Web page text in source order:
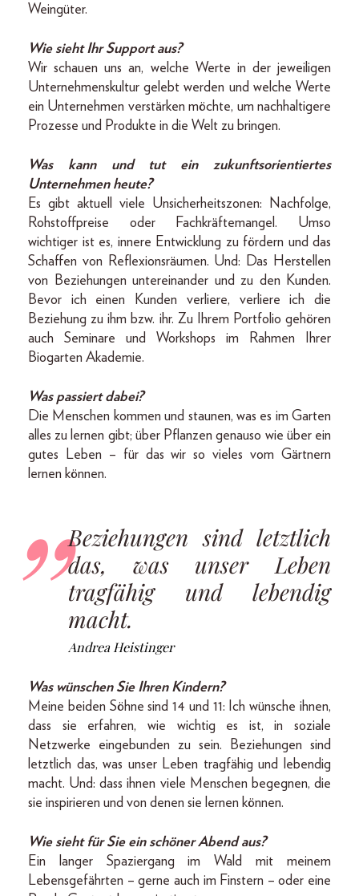
Weingüter.
Wie sieht Ihr Support aus?
Wir schauen uns an, welche Werte in der jeweiligen
Unternehmenskultur gelebt werden und welche Werte
ein Unternehmen verstärken möchte, um nachhaltigere
Prozesse und Produkte in die Welt zu bringen.
Was kann und tut ein zukunftsorientiertes
Unternehmen heute?
Es gibt aktuell viele Unsicherheitszonen: Nachfolge,
Rohstoffpreise oder Fachkräftemangel. Umso
wichtiger ist es, innere Entwicklung zu fördern und das
Schaffen von Reflexionsräumen. Und: Das Herstellen
von Beziehungen untereinander und zu den Kunden.
Bevor ich einen Kunden verliere, verliere ich die
Beziehung zu ihm bzw. ihr. Zu Ihrem Portfolio gehören
auch Seminare und Workshops im Rahmen Ihrer
Biogarten Akademie.
Was passiert dabei?
Die Menschen kommen und staunen, was es im Garten
alles zu lernen gibt; über Pflanzen genauso wie über ein
gutes Leben – für das wir so vieles vom Gärtnern
lernen können.
Beziehungen sind letztlich
das, was unser Leben
tragfähig und lebendig
macht.
Andrea Heistinger
Was wünschen Sie Ihren Kindern?
Meine beiden Söhne sind 14 und 11: Ich wünsche ihnen,
dass sie erfahren, wie wichtig es ist, in soziale
Netzwerke eingebunden zu sein. Beziehungen sind
letztlich das, was unser Leben tragfähig und lebendig
macht. Und: dass ihnen viele Menschen begegnen, die
sie inspirieren und von denen sie lernen können.
Wie sieht für Sie ein schöner Abend aus?
Ein langer Spaziergang im Wald mit meinem
Lebensgefährten – gerne auch im Finstern – oder eine